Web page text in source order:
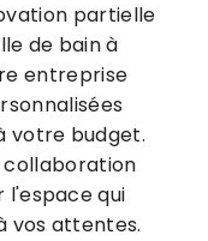
partielle
de bain à
entreprise
votre budget.
collaboration
l'espace qui
vos attentes.